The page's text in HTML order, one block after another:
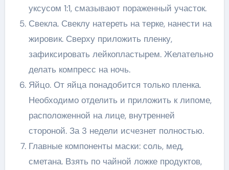
уксусом 1:1, смазывают пораженный участок.
Свекла. Свеклу натереть на терке, нанести на
жировик. Сверху приложить пленку,
зафиксировать лейкопластырем. Желательно
делать компресс на ночь.
Яйцо. От яйца понадобится только пленка.
Необходимо отделить и приложить к липоме,
расположенной на лице, внутренней
стороной. За 3 недели исчезнет полностью.
Главные компоненты маски: соль, мед,
сметана. Взять по чайной ложке продуктов,